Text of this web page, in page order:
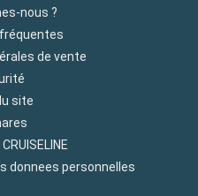
nous ?
de vente
site
donnees personnelles